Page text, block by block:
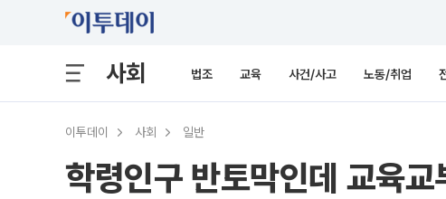
사회 법조 교육 사건/사고 노동/취업
이투데이 사회 일반
학령인구 반토막인데 교육